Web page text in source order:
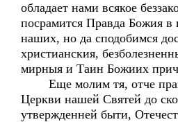
обладает нами всякое
посрамится Правда Божия в
наших, но да сподобимся
христианския,
мирныя и Таин Божиих
Еще молим тя, отче
Церкви нашей Святей до
утвержденней быти,